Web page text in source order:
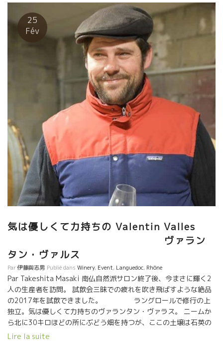
感動したファブリスは何とか再生したいと決意。 今は、二つのス
タイル、マジエールの原点のワインの再生、もう一つは新しいマ
ジエールのスタイルも挑戦している。 ★Mouressipe ム
レシップ醸造（ラングドック地方・ニーム） アランは小さい頃か
らの夢、醸造家になる為に、お金を貯めて少しづつ畑を長い年月
をかけて買い足してきた。ある時、ラングロールのワインを飲ん
で体が震えるほど感動した。 『自分が造りたいワインは、これ
だ！』即アランはラングロール醸造のエリック・プフェーリング
のところに逢いに行った。 研修を申し出た。エリックは何の躊躇
もなく受けれた。 そんなに簡単なことではなかった。葡萄園のビ
オ栽培に年月が過ぎた３年程前から、ワインに酸が残り、発酵も
順調に進むようになった。最近のムレシップは、還元もなく素晴
らしい酸と果実味のバランスがとれて素晴らしくなった。
★Daniel Sage ダニエル・サージュ（北アルデッ
シュ） 最近のダニエルのワインは、自分が目指してきたスタイ
ルが完成しつつあるのではと思う。透き通るばかりの透明感、ス
ーット伸びてくる涼しいミネラル、やさしい果実味、バランスが
凄い。 熱狂的な自然派ワインのファンだったダニエル。自分の造
りたいスタイル、狙っていたスタイルは最初から決まっていたの
明確になったのだろう。凄いプレシジョンを感じる。
25
Fév
気は優しくて力持ちの Valentin Valles
ヴァラン
タン・ヴァルス
Par伊藤與志男 Publié dans Winery, Event, Languedoc, Rhône
Par Takeshita Masaki 南仏自然派サロン終了後、今まさに輝く2
人の生産者を訪問。 試飲会三昧での疲れを吹き飛ばすような絶品
の2017年を試飲できました。 ラングロールで修行の上
独立。気は優しくて力持ちのヴァランタン・ヴァラス。 ニームか
ら北に30キロほどの所にぶどう畑を持つが、ここの土壌は石英の
混ざる砂質土壌。 昔から、ラングドックの濃いワインの酸を与え
Lire la suite